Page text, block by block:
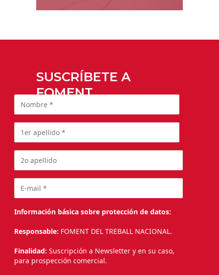
SUSCRÍBETE A
FOMENT
Información básica sobre protección de datos:
Responsable: FOMENT DEL TREBALL NACIONAL.
Finalidad: Suscripción a Newsletter y en su caso,
para prospección comercial.